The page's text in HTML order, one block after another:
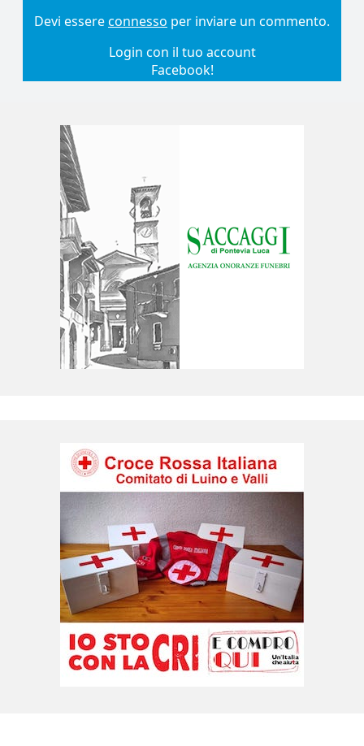
Devi essereconnesso per inviare un commento.
Login con il tuo account
Facebook!